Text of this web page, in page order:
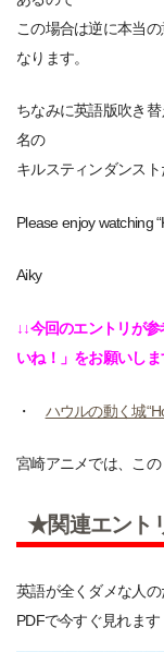
この場合は逆に本当
なります。
ちなみに英語版吹き
名の
キルスティンダンスト
Please enjoy watching
Aiky
↓↓今回のエントリが
いね！」をお願いしま
・ ハウルの動く城
宮崎アニメでは、この
★関連エント
英語が全くダメな人
PDFで今すぐ見れます